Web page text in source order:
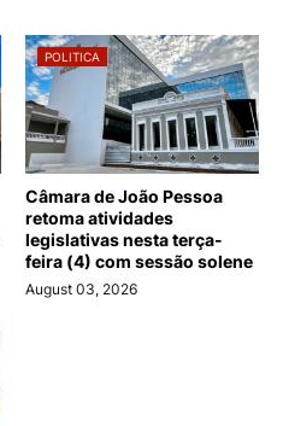
POLITICA
Câmara de João Pessoa
retoma atividades
legislativas nesta terça-
feira (4) com sessão solene
August 03, 2026